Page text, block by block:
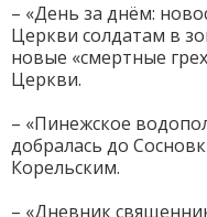
– «День за днём:
Церкви солдатам в
новые «смертные
Церкви.
– «Пинежское
добралась до
Корельским.
– «Дневник